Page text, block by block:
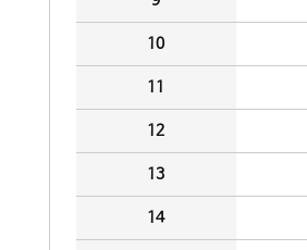
10
11
12
13
14